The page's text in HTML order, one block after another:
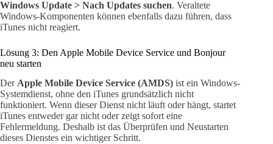
Windows Update > Nach Updates suchen. Veraltete
Windows-Komponenten können ebenfalls dazu führen, dass
iTunes nicht reagiert.
Lösung 3: Den Apple Mobile Device Service und Bonjour
neu starten
Der Apple Mobile Device Service (AMDS) ist ein Windows-
Systemdienst, ohne den iTunes grundsätzlich nicht
funktioniert. Wenn dieser Dienst nicht läuft oder hängt, startet
iTunes entweder gar nicht oder zeigt sofort eine
Fehlermeldung. Deshalb ist das Überprüfen und Neustarten
dieses Dienstes ein wichtiger Schritt.